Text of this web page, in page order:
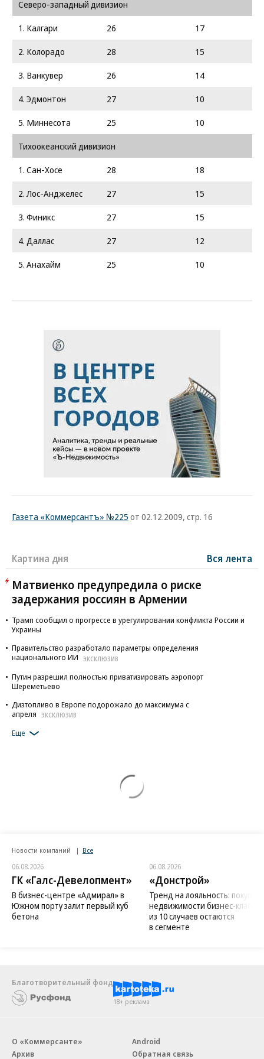
Северо-западный дивизион
1. Калгари
26
17
2. Колорадо
28
15
3. Ванкувер
26
14
4. Эдмонтон
27
10
5. Миннесота
25
10
Тихоокеанский дивизион
1. Сан-Хосе
28
18
2. Лос-Анджелес
27
15
3. Финикс
27
15
4. Даллас
27
12
5. Анахайм
25 10
Газета «Коммерсантъ» №225 от 02.12.2009, стр. 16
Картина дня Вся лента
Матвиенко предупредила о риске
задержания россиян в Армении
Трамп сообщил о прогрессе в урегулировании конфликта России и
Украины
Правительство разработало параметры определения
национального ИИ
ЭКСКЛЮЗИВ
Путин разрешил полностью приватизировать аэропорт
Шереметьево
Дизтопливо в Европе подорожало до максимума с
апреля
ЭКСКЛЮЗИВ
Еще
Новости компаний Все
06.08.2026
ГК «Галс-Девелопмент»
В бизнес-центре «Адмирал» в
Южном порту залит первый куб
бетона
06.08.2026
«Донстрой»
Тренд на лояльность:
недвижимости бизнес-класса
из 10 случаев остаются
в сегменте
Благотворительный фонд
18+ реклама
О «Коммерсанте»
Архив
Android
Обратная связь